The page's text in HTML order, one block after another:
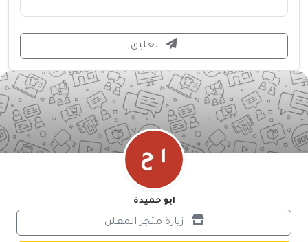
تعليق
ابو حميدة
زيارة متجر المعلن